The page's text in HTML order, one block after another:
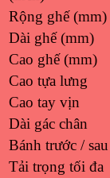
Rộng ghế (mm)
Dài ghế (mm)
Cao ghế (mm)
Cao tựa lưng
Cao tay vịn
Dài gác chân
Bánh trước / sau
Tải trọng tối đa